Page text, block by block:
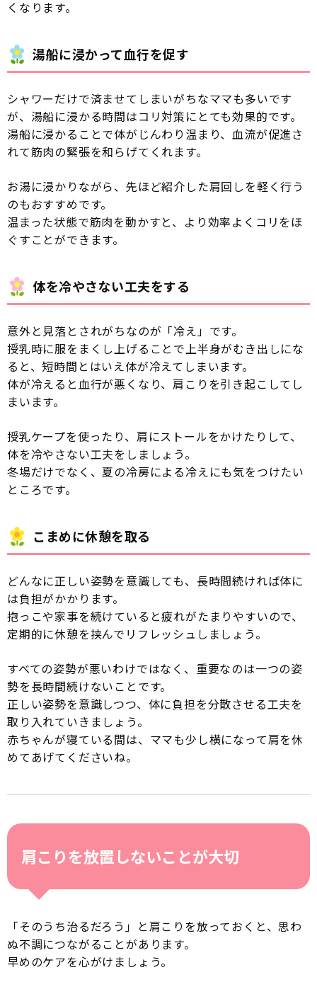
くなります。
湯船に浸かって血行を促す
シャワーだけで済ませてしまいがちなママも多いです
が、湯船に浸かる時間はコリ対策にとても効果的です。
湯船に浸かることで体がじんわり温まり、血流が促進さ
れて筋肉の緊張を和らげてくれます。
お湯に浸かりながら、先ほど紹介した肩回しを軽く行う
のもおすすめです。
温まった状態で筋肉を動かすと、より効率よくコリをほ
ぐすことができます。
体を冷やさない工夫をする
意外と見落とされがちなのが「冷え」です。
授乳時に服をまくし上げることで上半身がむき出しにな
ると、短時間とはいえ体が冷えてしまいます。
体が冷えると血行が悪くなり、肩こりを引き起こしてし
まいます。
授乳ケープを使ったり、肩にストールをかけたりして、
体を冷やさない工夫をしましょう。
冬場だけでなく、夏の冷房による冷えにも気をつけたい
ところです。
こまめに休憩を取る
どんなに正しい姿勢を意識しても、長時間続ければ体に
は負担がかかります。
抱っこや家事を続けていると疲れがたまりやすいので、
定期的に休憩を挟んでリフレッシュしましょう。
すべての姿勢が悪いわけではなく、重要なのは一つの姿
勢を長時間続けないことです。
正しい姿勢を意識しつつ、体に負担を分散させる工夫を
取り入れていきましょう。
赤ちゃんが寝ている間は、ママも少し横になって肩を休
めてあげてくださいね。
肩こりを放置しないことが大切
「そのうち治るだろう」と肩こりを放っておくと、思わ
ぬ不調につながることがあります。
早めのケアを心がけましょう。